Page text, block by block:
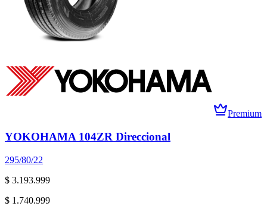
Premium
YOKOHAMA 104ZR Direccional
295/80/22
$ 3.193.999
$ 1.740.999